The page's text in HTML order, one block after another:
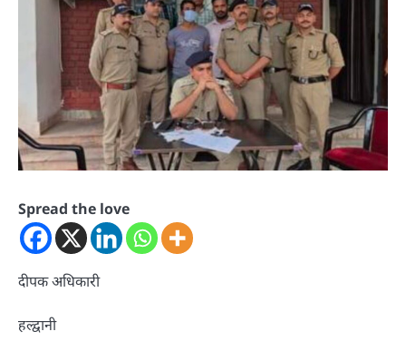
Spread the love
दीपक अधिकारी
हल्द्वानी